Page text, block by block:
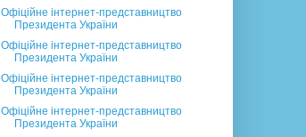
Офіційне інтернет-представництво
Президента України
Офіційне інтернет-представництво
Президента України
Офіційне інтернет-представництво
Президента України
Офіційне інтернет-представництво
Президента України